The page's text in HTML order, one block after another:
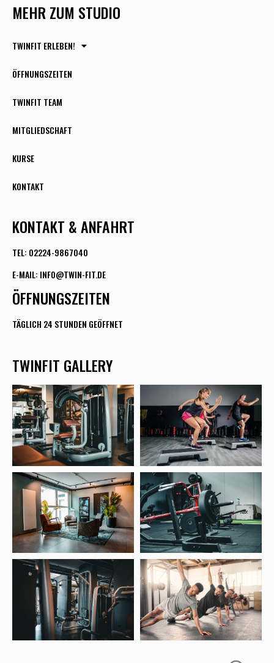
MEHR ZUM STUDIO
TWINFIT ERLEBEN!
ÖFFNUNGSZEITEN
TWINFIT TEAM
MITGLIEDSCHAFT
KURSE
KONTAKT
KONTAKT & ANFAHRT
TEL: 02224-9867040
E-MAIL: INFO@TWIN-FIT.DE
ÖFFNUNGSZEITEN
TÄGLICH 24 STUNDEN GEÖFFNET
TWINFIT GALLERY